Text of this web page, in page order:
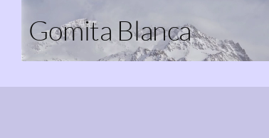
Gomita Blanca